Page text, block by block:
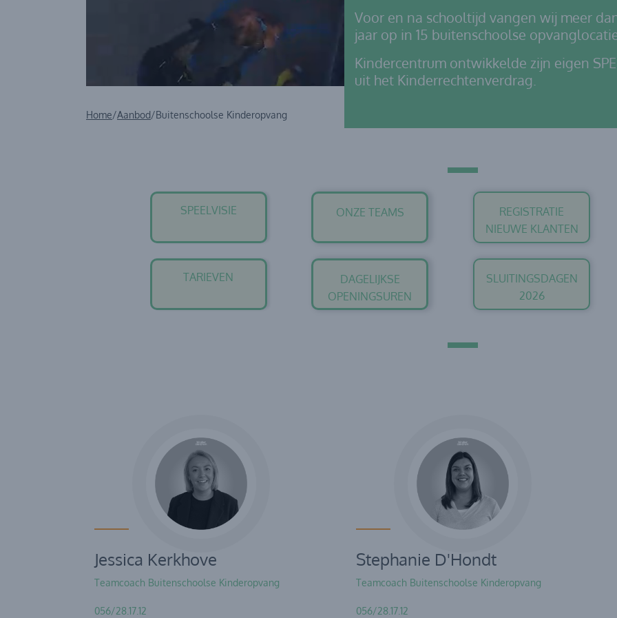
Voor en na schooltijd vangen wij meer
jaar op in 15 buitenschoolse
Kindercentrum ontwikkelde zijn eigen
uit het Kinderrechtenverdrag.
Home/Aanbod/Buitenschoolse Kinderopvang
REGISTRATIE
NIEUWE KLANTEN
ONZE TEAMS
SPEELVISIE
SLUITINGSDAGEN
2026
DAGELIJKSE
OPENINGSUREN
TARIEVEN
Jessica Kerkhove
Teamcoach Buitenschoolse Kinderopvang
056/28.17.12
Stephanie D'Hondt
Teamcoach Buitenschoolse Kinderopvang
056/28.17.12